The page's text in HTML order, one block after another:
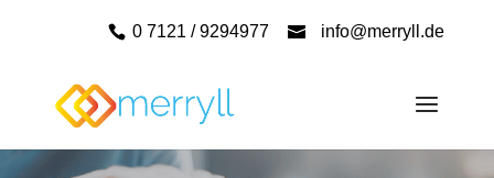
0 7121 / 9294977 info@merryll.de